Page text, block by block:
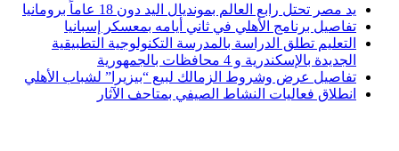
يد مصر تحتل رابع العالم بمونديال اليد دون 18 عاماً برومانيا
تفاصيل برنامج الأهلي في ثاني أيامه بمعسكر إسبانيا
التعليم تطلق الدراسة بالمدرسة التكنولوجية التطبيقية
الجديدة بالإسكندرية و 4 محافظات بالجمهورية
تفاصيل عرض وشروط الزمالك لبيع “بيزيرا” لشباب الأهلي
انطلاق فعاليات النشاط الصيفي بمتاحف الآثار